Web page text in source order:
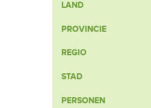
LAND
PROVINCIE
REGIO
STAD
PERSONEN